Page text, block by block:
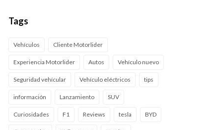
Tags
Vehículos Cliente Motorlider
Experiencia Motorlider Autos Vehículo nuevo
Seguridad vehícular Vehículo eléctricos tips
información Lanzamiento SUV
Curiosidades F1 Reviews tesla BYD